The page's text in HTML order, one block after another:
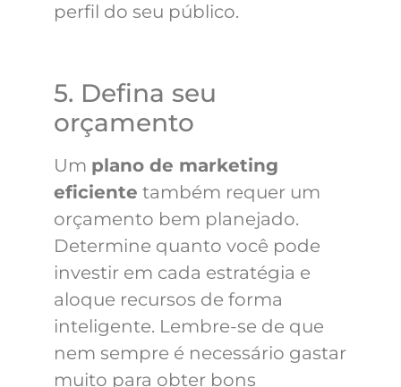
perfil do seu público.
5. Defina seu
orçamento
Um plano de marketing
eficiente também requer um
orçamento bem planejado.
Determine quanto você pode
investir em cada estratégia e
aloque recursos de forma
inteligente. Lembre-se de que
nem sempre é necessário gastar
muito para obter bons